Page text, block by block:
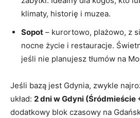
klimaty, historię i muzea.
Sopot – kurortowo, plażowo, z
nocne życie i restauracje.
jeśli nie planujesz tłumów na
Jeśli bazą jest Gdynia, zwykle
układ: 2 dni w Gdyni (Śródmieście
dodatkowy blok czasowy na